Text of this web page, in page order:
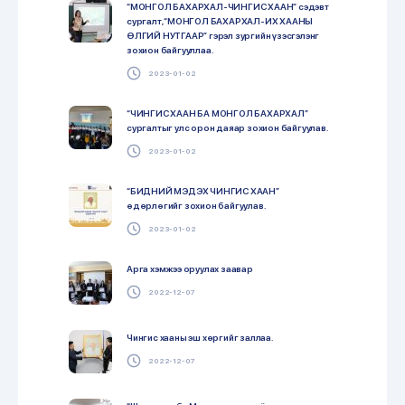
“МОНГОЛ БАХАРХАЛ-ЧИНГИС ХААН” сэдэвт
сургалт, “МОНГОЛ БАХАРХАЛ-ИХ ХААНЫ
ӨЛГИЙ НУТГААР” гэрэл зургийн үзэсгэлэнг
зохион байгууллаа.
2023-01-02
“ЧИНГИС ХААН БА МОНГОЛ БАХАРХАЛ”
сургалтыг улс орон даяар зохион байгуулав.
2023-01-02
“БИДНИЙ МЭДЭХ ЧИНГИС ХААН”
өдөрлөгийг зохион байгуулав.
2023-01-02
Арга хэмжээ оруулах заавар
2022-12-07
Чингис хааны эш хөргийг заллаа.
2022-12-07